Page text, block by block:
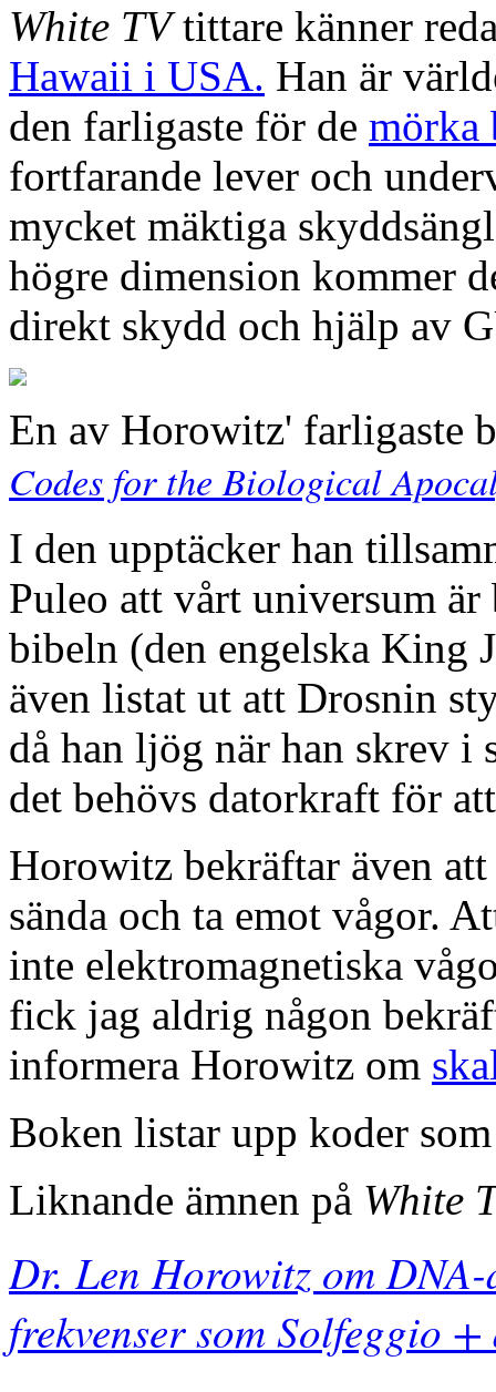
White TVtittare känner
Hawaii i USA. Han är
den farligaste för de mörka
fortfarande lever och
mycket mäktiga
högre dimension kommer
direkt skydd och hjälp av
En av Horowitz' farligaste
Codes for the Biological
I den upptäcker han
Puleo att vårt universum
bibeln (den engelska King
även listat ut att Drosnin
då han ljög när han skrev i
det behövs datorkraft för
Horowitz bekräftar även
sända och ta emot vågor.
inte elektromagnetiska
fick jag aldrig någon
informera Horowitz om
Boken listar upp koder
Liknande ämnen på White
Dr. Len Horowitz om
frekvenser som Solfeggio